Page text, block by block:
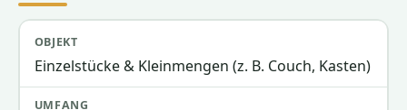
Objekt
Einzelstücke & Kleinmengen (z. B. Couch, Kasten)